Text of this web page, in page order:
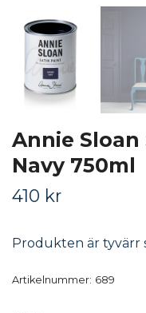
Annie
Navy 750ml
410 kr
Produkten är tyvärr
Artikelnummer: 689